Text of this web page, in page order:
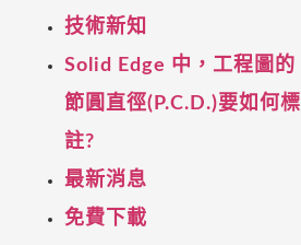
技術新知
Solid Edge 中，工程圖的
節圓直徑(P.C.D.)要如何標
註?
最新消息
免費下載